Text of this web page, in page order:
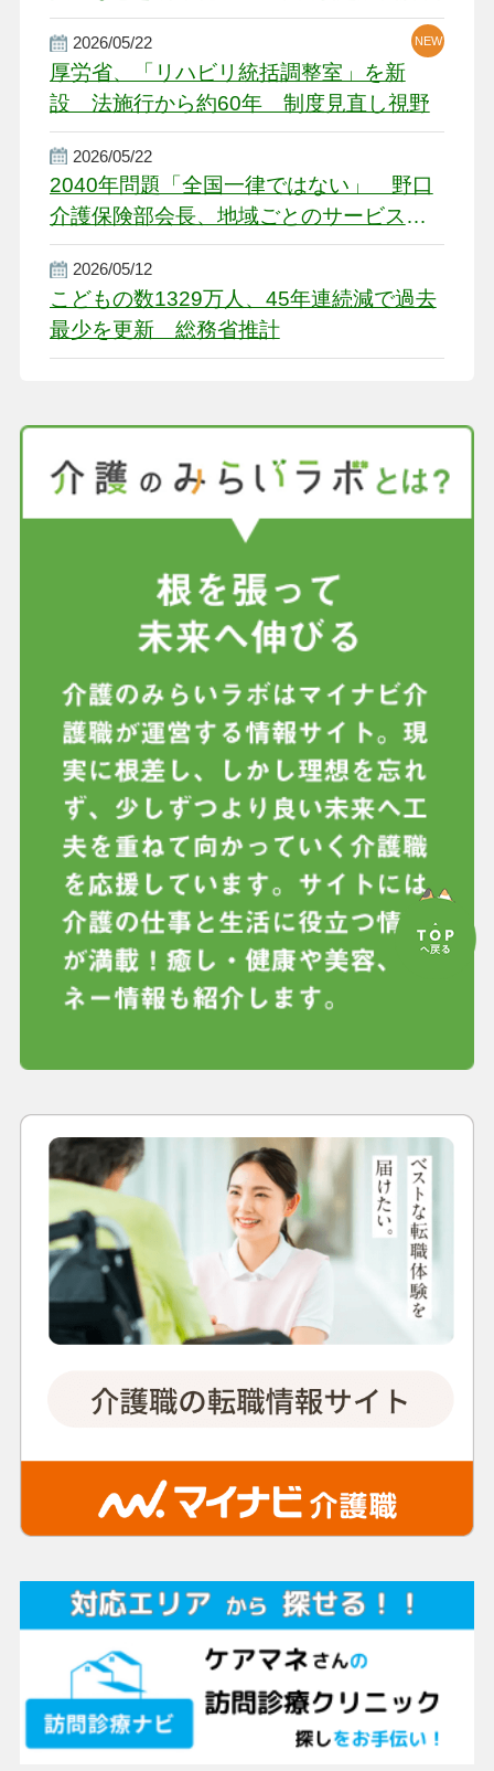
2026/05/22
厚労省、「リハビリ統括調整室」を新
設 法施行から約60年 制度見直し視野
NEW
2026/05/22
2040年問題「全国一律ではない」 野口
介護保険部会長、地域ごとのサービス基
盤整備を促す
2026/05/12
こどもの数1329万人、45年連続減で過去
最少を更新 総務省推計